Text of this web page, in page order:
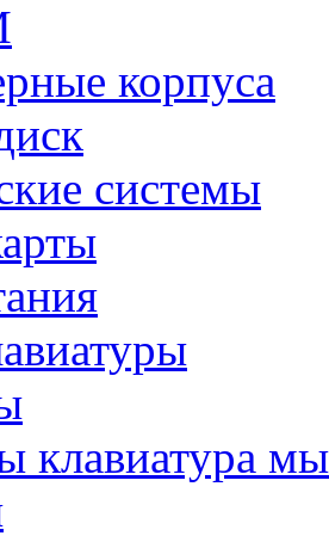
корпуса
системы
клавиатура